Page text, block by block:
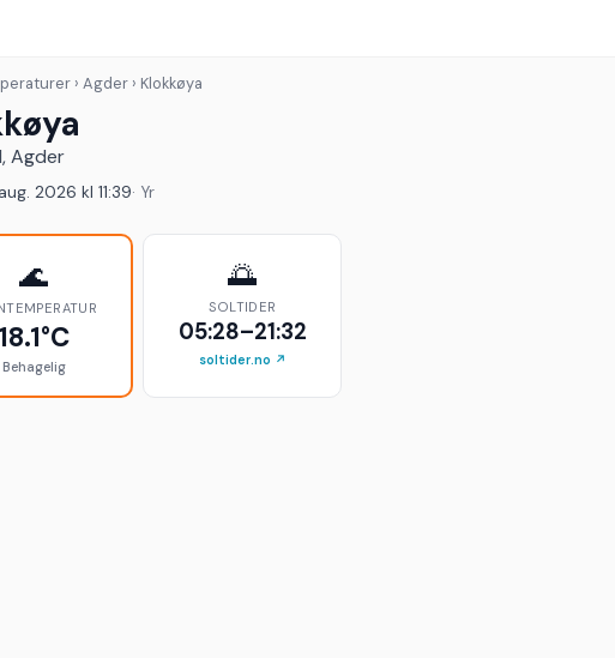
› Agder › Klokkøya
Agder
2026 kl 11:39· Yr
🌊
18.1°C
Behagelig
🌅
SOLTIDER
05:28–21:32
soltider.no ↗